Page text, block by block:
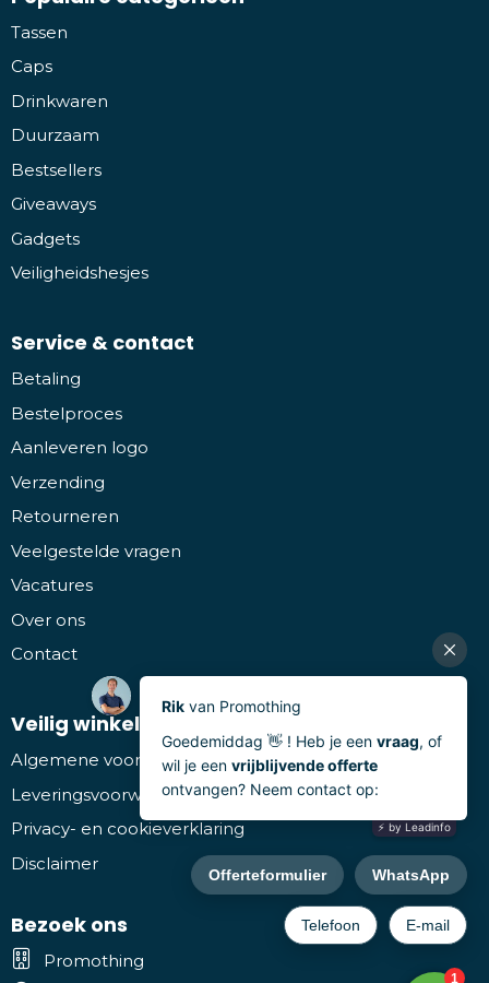
Tassen
Caps
Drinkwaren
Duurzaam
Bestsellers
Giveaways
Gadgets
Veiligheidshesjes
Service & contact
Betaling
Bestelproces
Aanleveren logo
Verzending
Retourneren
Veelgestelde vragen
Vacatures
Over ons
Contact
Veilig winkelen
Algemene voorwaarden
Leveringsvoorwaarden
Privacy- en cookieverklaring
Disclaimer
Bezoek ons
Promothing